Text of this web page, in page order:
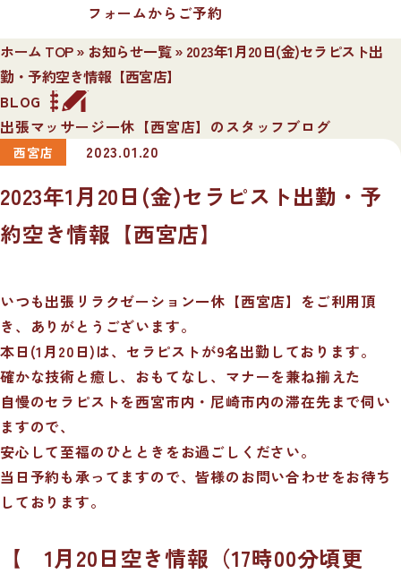
フォームからご予約
ホーム TOP» お知らせ一覧» 2023年1月20日(金)セラピスト出
勤・予約空き情報【西宮店】
BLOG
出張マッサージ一休【西宮店】のスタッフブログ
西宮店 2023.01.20
2023年1月20日(金)セラピスト出勤・予
約空き情報【西宮店】
いつも出張リラクゼーション一休【西宮店】をご利用頂
き、ありがとうございます。
本日(1月20日)は、セラピストが9名出勤しております。
確かな技術と癒し、おもてなし、マナーを兼ね揃えた
自慢のセラピストを西宮市内・尼崎市内の滞在先まで伺い
ますので、
安心して至福のひとときをお過ごしください。
当日予約も承ってますので、皆様のお問い合わせをお待ち
しております。
【 1月20日空き情報（17時00分頃更